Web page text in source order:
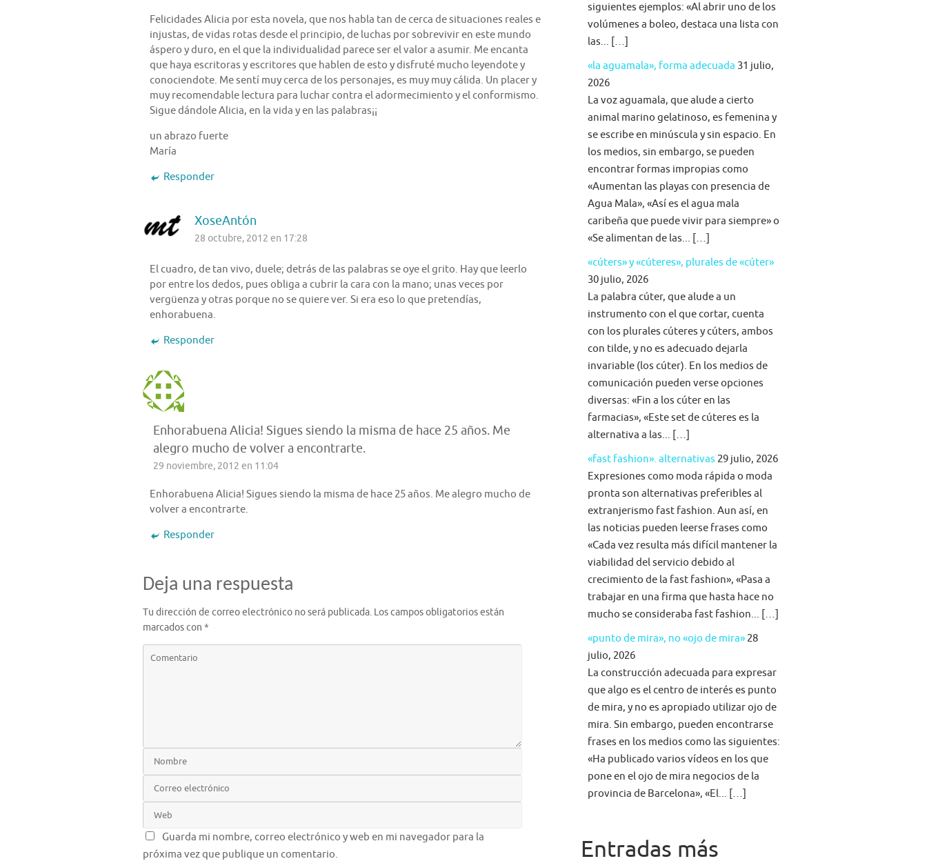
Felicidades Alicia por esta novela, que nos habla tan de cerca de situaciones reales e
injustas, de vidas rotas desde el principio, de luchas por sobrevivir en este mundo
áspero y duro, en el que la individualidad parece ser el valor a asumir. Me encanta
que haya escritoras y escritores que hablen de esto y disfruté mucho leyendote y
conociendote. Me sentí muy cerca de los personajes, es muy muy cálida. Un placer y
muy recomendable lectura para luchar contra el adormecimiento y el conformismo.
Sigue dándole Alicia, en la vida y en las palabras¡¡
un abrazo fuerte
María
Responder
XoseAntón
28 octubre, 2012 en 17:28
El cuadro, de tan vivo, duele; detrás de las palabras se oye el grito. Hay que leerlo
por entre los dedos, pues obliga a cubrir la cara con la mano; unas veces por
vergüenza y otras porque no se quiere ver. Si era eso lo que pretendías,
enhorabuena.
Responder
Enhorabuena Alicia! Sigues siendo la misma de hace 25 años. Me
alegro mucho de volver a encontrarte.
29 noviembre, 2012 en 11:04
Enhorabuena Alicia! Sigues siendo la misma de hace 25 años. Me alegro mucho de
volver a encontrarte.
Responder
Deja una respuesta
Tu dirección de correo electrónico no será publicada. Los campos obligatorios están
marcados con *
Guarda mi nombre, correo electrónico y web en mi navegador para la
próxima vez que publique un comentario.
siguientes ejemplos: «Al abrir uno de los
volúmenes a boleo, destaca una lista con
las... […]
«la aguamala», forma adecuada 31 julio,
2026
La voz aguamala, que alude a cierto
animal marino gelatinoso, es femenina y
se escribe en minúscula y sin espacio. En
los medios, sin embargo, se pueden
encontrar formas impropias como
«Aumentan las playas con presencia de
Agua Mala», «Así es el agua mala
caribeña que puede vivir para siempre» o
«Se alimentan de las... […]
«cúters» y «cúteres», plurales de «cúter»
30 julio, 2026
La palabra cúter, que alude a un
instrumento con el que cortar, cuenta
con los plurales cúteres y cúters, ambos
con tilde, y no es adecuado dejarla
invariable (los cúter). En los medios de
comunicación pueden verse opciones
diversas: «Fin a los cúter en las
farmacias», «Este set de cúteres es la
alternativa a las... […]
«fast fashion». alternativas 29 julio, 2026
Expresiones como moda rápida o moda
pronta son alternativas preferibles al
extranjerismo fast fashion. Aun así, en
las noticias pueden leerse frases como
«Cada vez resulta más difícil mantener la
viabilidad del servicio debido al
crecimiento de la fast fashion», «Pasa a
trabajar en una firma que hasta hace no
mucho se consideraba fast fashion... […]
«punto de mira», no «ojo de mira» 28
julio, 2026
La construcción adecuada para expresar
que algo es el centro de interés es punto
de mira, y no es apropiado utilizar ojo de
mira. Sin embargo, pueden encontrarse
frases en los medios como las siguientes:
«Ha publicado varios vídeos en los que
pone en el ojo de mira negocios de la
provincia de Barcelona», «El... […]
Entradas más